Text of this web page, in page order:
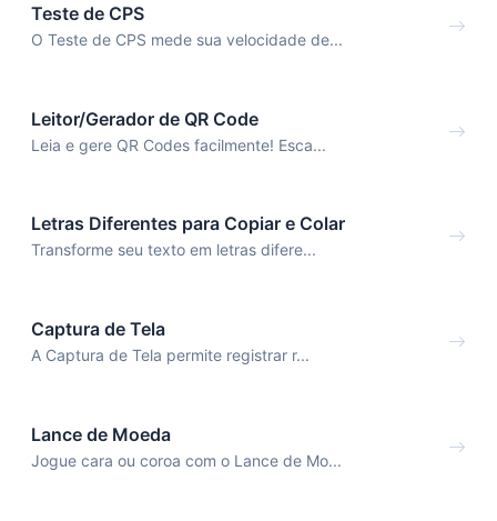
Teste de CPS
O Teste de CPS mede sua velocidade de...
Leitor/Gerador de QR Code
Leia e gere QR Codes facilmente! Esca...
Letras Diferentes para Copiar e Colar
Transforme seu texto em letras difere...
Captura de Tela
A Captura de Tela permite registrar r...
Lance de Moeda
Jogue cara ou coroa com o Lance de Mo...